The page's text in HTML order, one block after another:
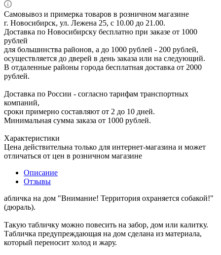
Самовывоз и примерка товаров в розничном магазине
г. Новосибирск, ул. Лежена 25, с 10.00 до 21.00.
Доставка по Новосибирску бесплатно при заказе от 1000
рублей
для большинства районов, а до 1000 рублей - 200 рублей,
осуществляется до дверей в день заказа или на следующий.
В отдаленные районы города бесплатная доставка от 2000
рублей.
Доставка по России - согласно тарифам транспортных
компаний,
сроки примерно составляют от 2 до 10 дней.
Минимальная сумма заказа от 1000 рублей.
Характеристики
Цена действительна только для интернет-магазина и может
отличаться от цен в розничном магазине
Описание
Отзывы
абличка на дом "Внимание! Территория охраняется собакой!"
(дюраль).
Такую табличку можно повесить на забор, дом или калитку.
Табличка предупреждающая на дом сделана из материала,
который переносит холод и жару.